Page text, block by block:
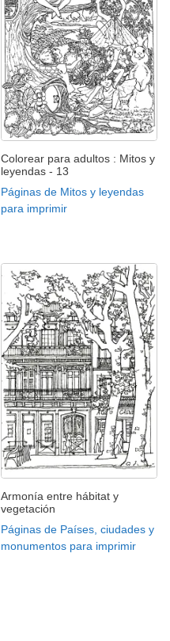
Colorear para adultos : Mitos y
leyendas - 13
Páginas de Mitos y leyendas
para imprimir
Armonía entre hábitat y
vegetación
Páginas de Países, ciudades y
monumentos para imprimir